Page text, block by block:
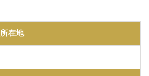
所在地